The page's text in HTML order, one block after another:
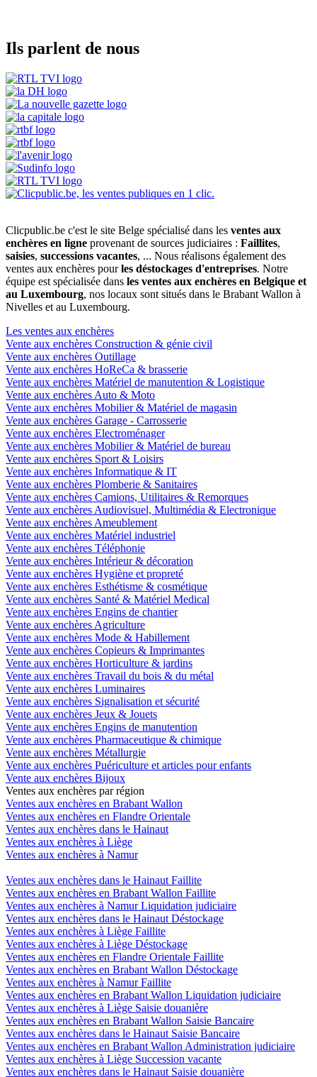
Ils parlent de nous
Clicpublic.be c'est le site Belge spécialisé dans les ventes aux
enchères en ligne provenant de sources judiciaires : Faillites,
saisies, successions vacantes, ... Nous réalisons également des
ventes aux enchères pourles déstockages d'entreprises. Notre
équipe est spécialisée dans les ventes aux enchères en Belgique et
au Luxembourg, nos locaux sont situés dans le Brabant Wallon à
Nivelles et au Luxembourg.
Les ventes aux enchères
Vente aux enchères Construction & génie civil
Vente aux enchères Outillage
Vente aux enchères HoReCa & brasserie
Vente aux enchères Matériel de manutention & Logistique
Vente aux enchères Auto & Moto
Vente aux enchères Mobilier & Matériel de magasin
Vente aux enchères Garage - Carrosserie
Vente aux enchères Electroménager
Vente aux enchères Mobilier & Matériel de bureau
Vente aux enchères Sport & Loisirs
Vente aux enchères Informatique & IT
Vente aux enchères Plomberie & Sanitaires
Vente aux enchères Camions, Utilitaires & Remorques
Vente aux enchères Audiovisuel, Multimédia & Electronique
Vente aux enchères Ameublement
Vente aux enchères Matériel industriel
Vente aux enchères Téléphonie
Vente aux enchères Intérieur & décoration
Vente aux enchères Hygiène et propreté
Vente aux enchères Esthétisme & cosmétique
Vente aux enchères Santé & Matériel Medical
Vente aux enchères Engins de chantier
Vente aux enchères Agriculture
Vente aux enchères Mode & Habillement
Vente aux enchères Copieurs & Imprimantes
Vente aux enchères Horticulture & jardins
Vente aux enchères Travail du bois & du métal
Vente aux enchères Luminaires
Vente aux enchères Signalisation et sécurité
Vente aux enchères Jeux & Jouets
Vente aux enchères Engins de manutention
Vente aux enchères Pharmaceutique & chimique
Vente aux enchères Métallurgie
Vente aux enchères Puériculture et articles pour enfants
Vente aux enchères Bijoux
Ventes aux enchères par région
Ventes aux enchères en Brabant Wallon
Ventes aux enchères en Flandre Orientale
Ventes aux enchères dans le Hainaut
Ventes aux enchères à Liège
Ventes aux enchères à Namur
Ventes aux enchères dans le Hainaut Faillite
Ventes aux enchères en Brabant Wallon Faillite
Ventes aux enchères à Namur Liquidation judiciaire
Ventes aux enchères dans le Hainaut Déstockage
Ventes aux enchères à Liège Faillite
Ventes aux enchères à Liège Déstockage
Ventes aux enchères en Flandre Orientale Faillite
Ventes aux enchères en Brabant Wallon Déstockage
Ventes aux enchères à Namur Faillite
Ventes aux enchères en Brabant Wallon Liquidation judiciaire
Ventes aux enchères à Liège Saisie douanière
Ventes aux enchères en Brabant Wallon Saisie Bancaire
Ventes aux enchères dans le Hainaut Saisie Bancaire
Ventes aux enchères en Brabant Wallon Administration judiciaire
Ventes aux enchères à Liège Succession vacante
Ventes aux enchères dans le Hainaut Saisie douanière